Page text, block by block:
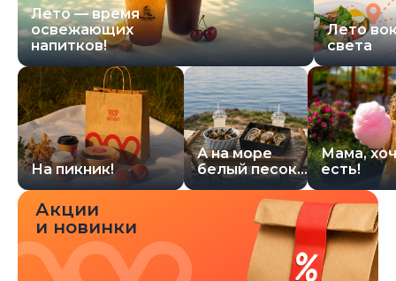
Лето — время
освежающих
напитков!
Лето
света
На пикник!
А на море
белый песок...
Мама,
есть!
Акции
и новинки